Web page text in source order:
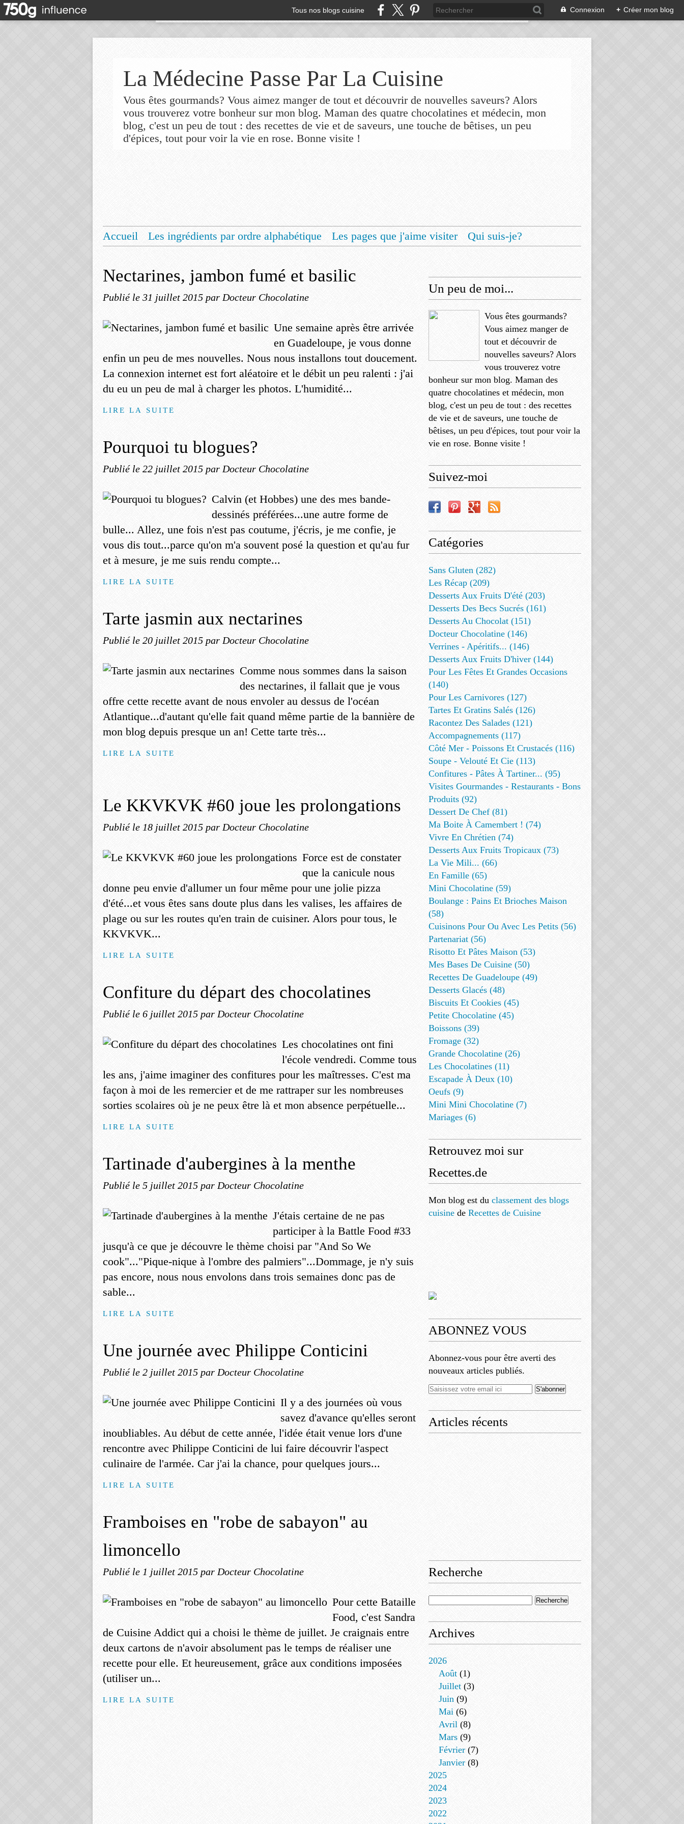
Tous nos blogs cuisine Connexion + Créer mon blog
La Médecine Passe Par La Cuisine
Vous êtes gourmands? Vous aimez manger de tout et découvrir de nouvelles saveurs? Alors
vous trouverez votre bonheur sur mon blog. Maman des quatre chocolatines et médecin, mon
blog, c'est un peu de tout : des recettes de vie et de saveurs, une touche de bêtises, un peu
d'épices, tout pour voir la vie en rose. Bonne visite !
Accueil Les ingrédients par ordre alphabétique Les pages que j'aime visiter
Qui suis-je?
Nectarines, jambon fumé et basilic
Publié le 31 juillet 2015 par Docteur Chocolatine
Une semaine après être arrivée
en Guadeloupe, je vous donne
enfin un peu de mes nouvelles. Nous nous installons tout doucement.
La connexion internet est fort aléatoire et le débit un peu ralenti : j'ai
du eu un peu de mal à charger les photos. L'humidité...
LIRE LA SUITE
Pourquoi tu blogues?
Publié le 22 juillet 2015 par Docteur Chocolatine
Calvin (et Hobbes) une des mes bande-
dessinés préférées...une autre forme de
bulle... Allez, une fois n'est pas coutume, j'écris, je me confie, je
vous dis tout...parce qu'on m'a souvent posé la question et qu'au fur
et à mesure, je me suis rendu compte...
LIRE LA SUITE
Tarte jasmin aux nectarines
Publié le 20 juillet 2015 par Docteur Chocolatine
Comme nous sommes dans la saison
des nectarines, il fallait que je vous
offre cette recette avant de nous envoler au dessus de l'océan
Atlantique...d'autant qu'elle fait quand même partie de la bannière de
mon blog depuis presque un an! Cette tarte très...
LIRE LA SUITE
Le KKVKVK #60 joue les prolongations
Publié le 18 juillet 2015 par Docteur Chocolatine
Force est de constater
que la canicule nous
donne peu envie d'allumer un four même pour une jolie pizza
d'été...et vous êtes sans doute plus dans les valises, les affaires de
plage ou sur les routes qu'en train de cuisiner. Alors pour tous, le
KKVKVK...
LIRE LA SUITE
Confiture du départ des chocolatines
Publié le 6 juillet 2015 par Docteur Chocolatine
Les chocolatines ont fini
l'école vendredi. Comme tous
les ans, j'aime imaginer des confitures pour les maîtresses. C'est ma
façon à moi de les remercier et de me rattraper sur les nombreuses
sorties scolaires où je ne peux être là et mon absence perpétuelle...
LIRE LA SUITE
Tartinade d'aubergines à la menthe
Publié le 5 juillet 2015 par Docteur Chocolatine
J'étais certaine de ne pas
participer à la Battle Food #33
jusqu'à ce que je découvre le thème choisi par "And So We
cook"..."Pique-nique à l'ombre des palmiers"...Dommage, je n'y suis
pas encore, nous nous envolons dans trois semaines donc pas de
sable...
LIRE LA SUITE
Une journée avec Philippe Conticini
Publié le 2 juillet 2015 par Docteur Chocolatine
Il y a des journées où vous
savez d'avance qu'elles seront
inoubliables. Au début de cette année, l'idée était venue lors d'une
rencontre avec Philippe Conticini de lui faire découvrir l'aspect
culinaire de l'armée. Car j'ai la chance, pour quelques jours...
LIRE LA SUITE
Framboises en "robe de sabayon" au
limoncello
Publié le 1 juillet 2015 par Docteur Chocolatine
Pour cette Bataille
Food, c'est Sandra
de Cuisine Addict qui a choisi le thème de juillet. Je craignais entre
deux cartons de n'avoir absolument pas le temps de réaliser une
recette pour elle. Et heureusement, grâce aux conditions imposées
(utiliser un...
LIRE LA SUITE
Un peu de moi...
Vous êtes gourmands?
Vous aimez manger de
tout et découvrir de
nouvelles saveurs? Alors
vous trouverez votre
bonheur sur mon blog. Maman des
quatre chocolatines et médecin, mon
blog, c'est un peu de tout : des recettes
de vie et de saveurs, une touche de
bêtises, un peu d'épices, tout pour voir la
vie en rose. Bonne visite !
Suivez-moi
Catégories
Sans Gluten (282)
Les Récap (209)
Desserts Aux Fruits D'été (203)
Desserts Des Becs Sucrés (161)
Desserts Au Chocolat (151)
Docteur Chocolatine (146)
Verrines - Apéritifs... (146)
Desserts Aux Fruits D'hiver (144)
Pour Les Fêtes Et Grandes Occasions
(140)
Pour Les Carnivores (127)
Tartes Et Gratins Salés (126)
Racontez Des Salades (121)
Accompagnements (117)
Côté Mer - Poissons Et Crustacés (116)
Soupe - Velouté Et Cie (113)
Confitures - Pâtes À Tartiner... (95)
Visites Gourmandes - Restaurants - Bons
Produits (92)
Dessert De Chef (81)
Ma Boite À Camembert ! (74)
Vivre En Chrétien (74)
Desserts Aux Fruits Tropicaux (73)
La Vie Mili... (66)
En Famille (65)
Mini Chocolatine (59)
Boulange : Pains Et Brioches Maison
(58)
Cuisinons Pour Ou Avec Les Petits (56)
Partenariat (56)
Risotto Et Pâtes Maison (53)
Mes Bases De Cuisine (50)
Recettes De Guadeloupe (49)
Desserts Glacés (48)
Biscuits Et Cookies (45)
Petite Chocolatine (45)
Boissons (39)
Fromage (32)
Grande Chocolatine (26)
Les Chocolatines (11)
Escapade À Deux (10)
Oeufs (9)
Mini Mini Chocolatine (7)
Mariages (6)
Retrouvez moi sur
Recettes.de
Mon blog est du classement des blogs
cuisine de Recettes de Cuisine
ABONNEZ VOUS
Abonnez-vous pour être averti des
nouveaux articles publiés.
Articles récents
Recherche
Archives
2026
Août (1)
Juillet (3)
Juin (9)
Mai (6)
Avril (8)
Mars (9)
Février (7)
Janvier (8)
2025
2024
2023
2022